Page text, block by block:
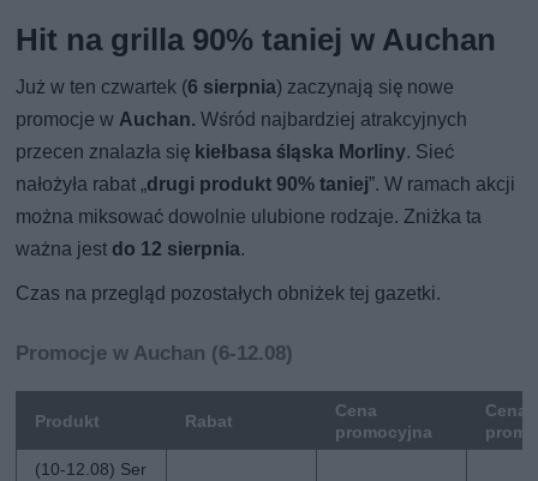
Hit na grilla 90% taniej w Auchan
Już w ten czwartek (6 sierpnia) zaczynają się nowe
promocje wAuchan. Wśród najbardziej atrakcyjnych
przecen znalazła się kiełbasa śląska Morliny. Sieć
nałożyła rabat „drugi produkt 90% taniej”. W ramach akcji
można miksować dowolnie ulubione rodzaje. Zniżka ta
ważna jest do 12 sierpnia.
Czas na przegląd pozostałych obniżek tej gazetki.
Promocje w Auchan (6-12.08)
Produkt Rabat
Cena
promocyjna
Cena
(10-12.08) Ser